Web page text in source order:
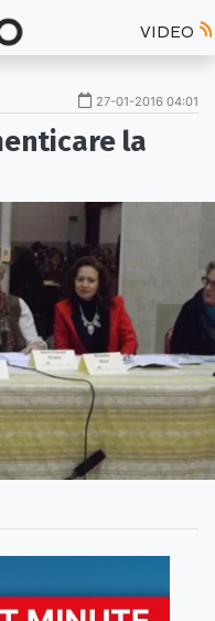
VIDEO
27-01-2016 04:01
la